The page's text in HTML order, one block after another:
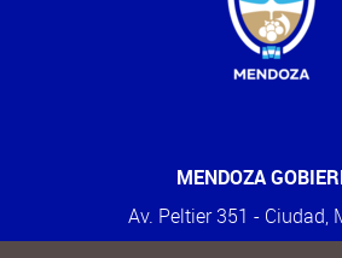
MENDOZA
Av. Peltier 351 - Ciudad,